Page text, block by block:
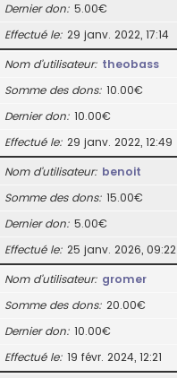
Dernier don 5.00€
Effectué le 29 janv. 2022, 17:14
Nom d’utilisateur theobass
Somme des dons 10.00€
Dernier don 10.00€
Effectué le 29 janv. 2022, 12:49
Nom d’utilisateur benoit
Somme des dons 15.00€
Dernier don 5.00€
Effectué le 25 janv. 2026, 09:22
Nom d’utilisateur gromer
Somme des dons 20.00€
Dernier don 10.00€
Effectué le 19 févr. 2024, 12:21